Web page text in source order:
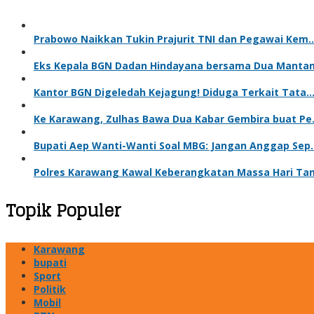
Prabowo Naikkan Tukin Prajurit TNI dan Pegawai
Eks Kepala BGN Dadan Hindayana bersama Dua
Kantor BGN Digeledah Kejagung! Diduga Terkait Tata…
Ke Karawang, Zulhas Bawa Dua Kabar Gembira buat
Bupati Aep Wanti-Wanti Soal MBG: Jangan Anggap
Polres Karawang Kawal Keberangkatan Massa Hari
Topik Populer
Karawang
bupati
Sport
Politik
Mobil